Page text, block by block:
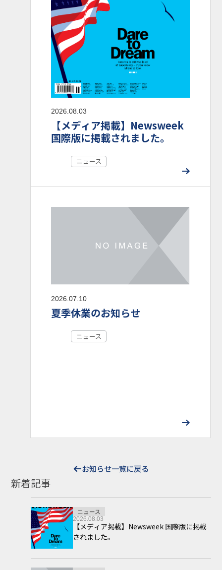
2026.08.03
【メディア掲載】Newsweek
国際版に掲載されました。
ニュース
2026.07.10
夏季休業のお知らせ
ニュース
お知らせ一覧に戻る
新着記事
ニュース
2026.08.03
【メディア掲載】Newsweek 国際版に掲載
されました。